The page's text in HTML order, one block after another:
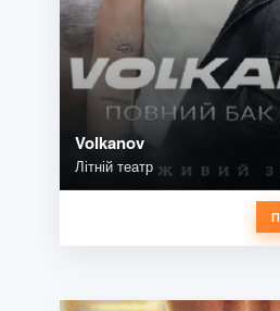
Volkanov
Літній театр